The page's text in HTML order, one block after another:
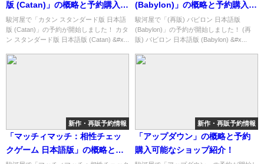
版 (Catan)」の概略と予約購入可
能なショップ紹介！
駿河屋で「カタン スタンダード版 日本語
版 (Catan)」の予約が開始しました！ カタ
ン スタンダード版 日本語版 (Catan) &#x...
(Babylon)」の概略と予約購入可
能なショップ紹介！
駿河屋で「(再販) バビロン 日本語版
(Babylon)」の予約が開始しました！ (再
販) バビロン 日本語版 (Babylon) &#x...
新作・再販予約情報
「マッチィマッチ：相性チェッ
クゲーム 日本語版」の概略と予
新作・再販予約情報
「アップダウン」の概略と予約
購入可能なショップ紹介！